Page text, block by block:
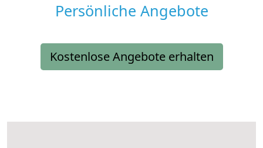
Persönliche Angebote
Kostenlose Angebote erhalten